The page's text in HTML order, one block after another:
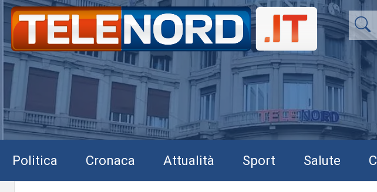
Politica Cronaca Attualità Sport Salute